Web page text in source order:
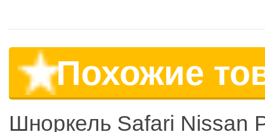
Похожие
Шноркель Safari Nissan